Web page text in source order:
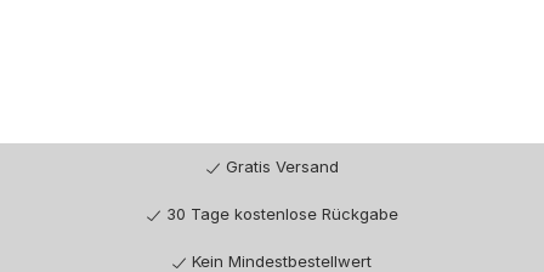
Gratis Versand
30 Tage kostenlose Rückgabe
Kein Mindestbestellwert